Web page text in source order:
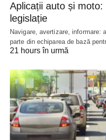
Aplicații auto și
legislație
Navigare, avertizare, informare:
parte din echiparea de bază
21 hours în urmă